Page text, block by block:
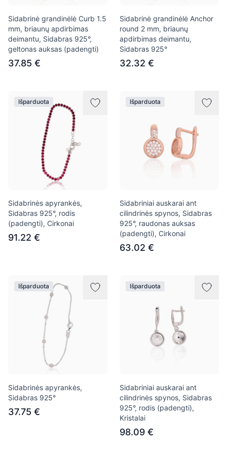
Sidabrinė grandinėlė Curb 1.5
mm, briaunų apdirbimas
deimantu, Sidabras 925°,
geltonas auksas (padengti)
37.85 €
Sidabrinė grandinėlė Anchor
round 2 mm, briaunų
apdirbimas deimantu,
Sidabras 925°
32.32 €
Išparduota
Sidabrinės apyrankės,
Sidabras 925°, rodis
(padengti), Cirkonai
91.22 €
Išparduota
Sidabriniai auskarai ant
cilindrinės spynos, Sidabras
925°, raudonas auksas
(padengti), Cirkonai
63.02 €
Išparduota
Sidabrinės apyrankės,
Sidabras 925°
37.75 €
Išparduota
Sidabriniai auskarai ant
cilindrinės spynos, Sidabras
925°, rodis (padengti),
Kristalai
98.09 €